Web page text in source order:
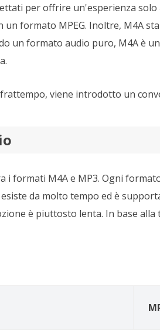
per offrire un'esperienza
formato MPEG. Inoltre, M4A
un formato audio puro, M4A è
viene introdotto un
i formati M4A e MP3. Ogni
da molto tempo ed è
è piuttosto lenta. In base